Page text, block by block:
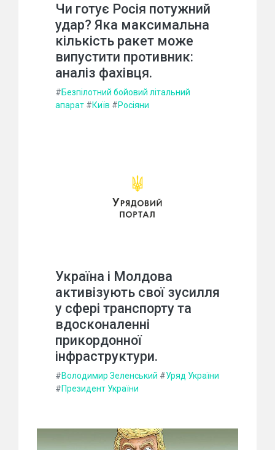
Чи готує Росія потужний
удар? Яка максимальна
кількість ракет може
випустити противник:
аналіз фахівця.
#Безпілотний бойовий літальний
апарат #Київ #Росіяни
Україна і Молдова
активізують свої зусилля
у сфері транспорту та
вдосконаленні
прикордонної
інфраструктури.
#Володимир Зеленський #Уряд України
#Президент України